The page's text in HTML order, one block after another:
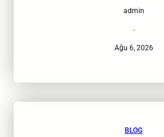
admin
·
Ağu 6, 2026
BLOG